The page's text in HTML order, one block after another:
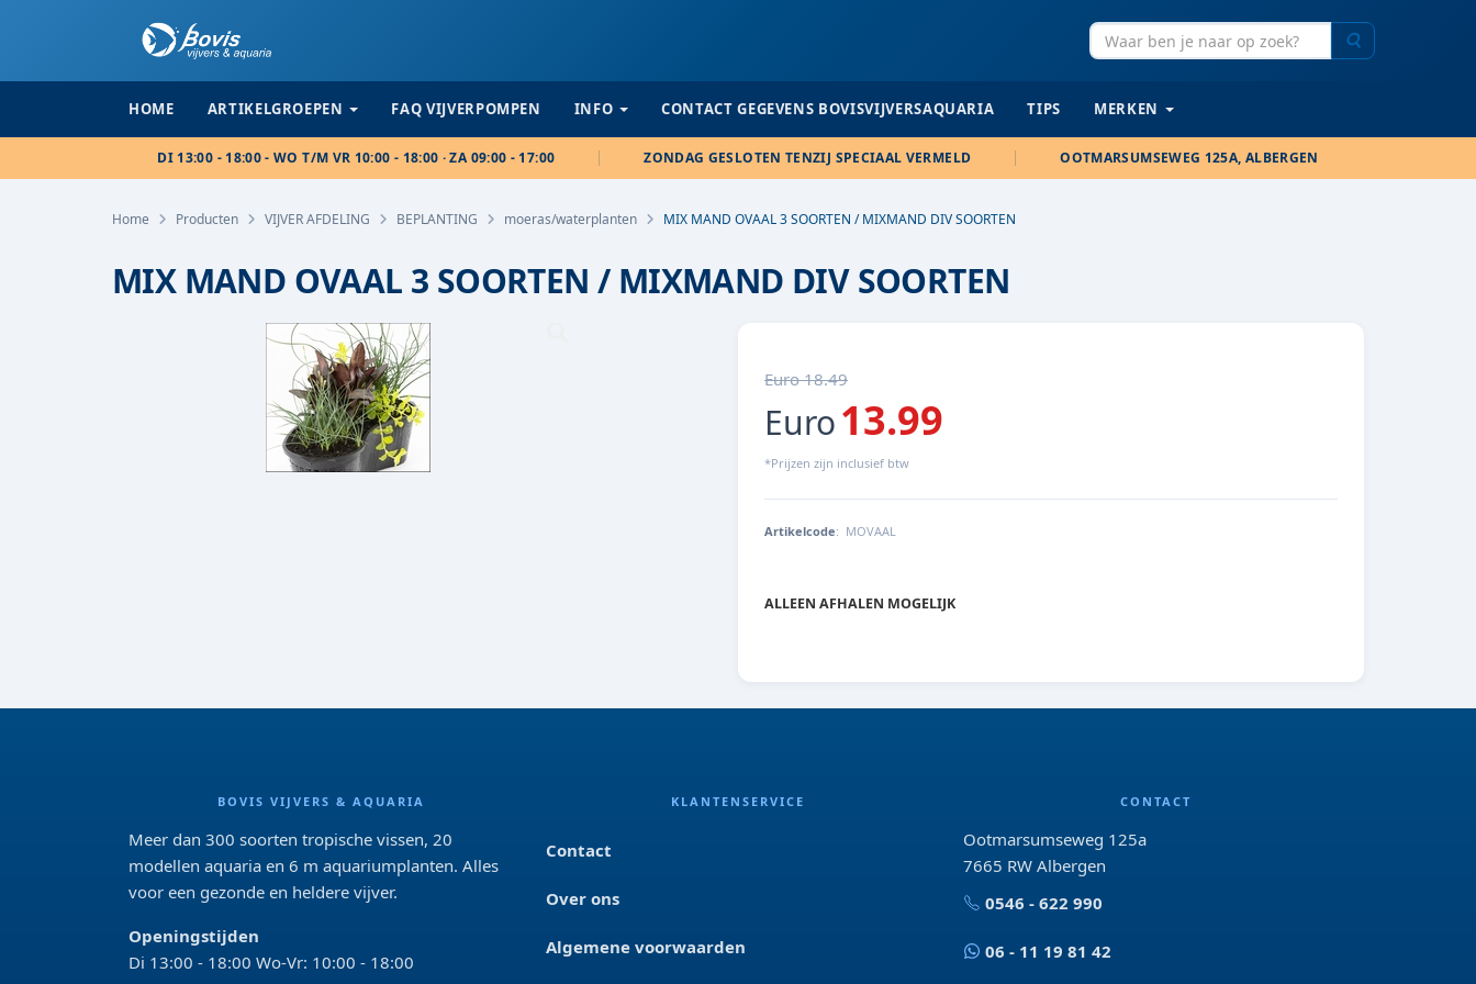
HOME ARTIKELGROEPEN FAQ VIJVERPOMPEN INFO CONTACT GEGEVENS BOVISVIJVERSAQUARIA TIPS MERKEN
DI 13:00 - 18:00 - WO T/M VR 10:00 - 18:00 · ZA 09:00 - 17:00 ZONDAG GESLOTEN TENZIJ SPECIAAL VERMELD OOTMARSUMSEWEG 125A, ALBERGEN
Home Producten VIJVER AFDELING BEPLANTING moeras/waterplanten MIX MAND OVAAL 3 SOORTEN / MIXMAND DIV SOORTEN
MIX MAND OVAAL 3 SOORTEN / MIXMAND DIV SOORTEN
Euro 18.49
Euro13.99
*Prijzen zijn inclusief btw
Artikelcode: MOVAAL
MOVAAL
ALLEEN AFHALEN MOGELIJK
BOVIS VIJVERS & AQUARIA
Meer dan 300 soorten tropische vissen, 20
modellen aquaria en 6 m aquariumplanten. Alles
voor een gezonde en heldere vijver.
Openingstijden
Di 13:00 - 18:00 Wo-Vr: 10:00 - 18:00
KLANTENSERVICE
Contact
Over ons
Algemene voorwaarden
CONTACT
Ootmarsumseweg 125a
7665 RW Albergen
0546 - 622 990
06 - 11 19 81 42